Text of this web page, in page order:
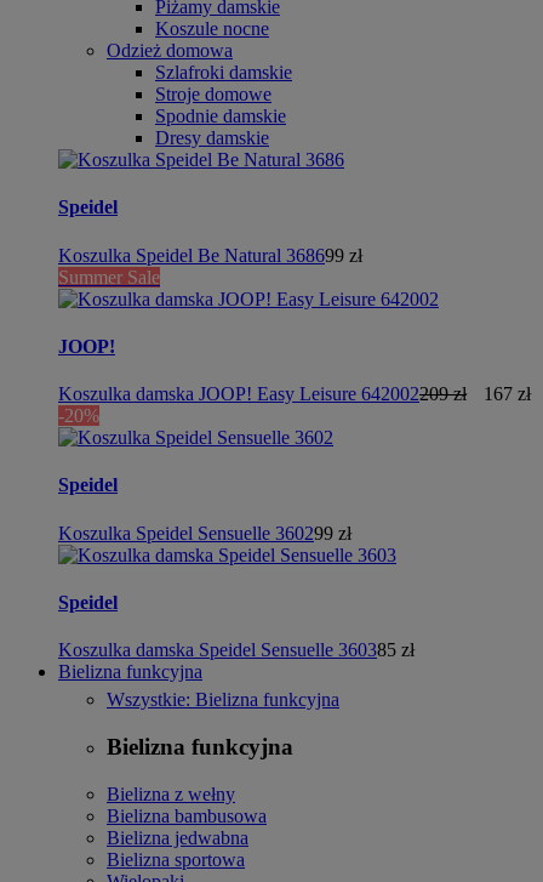
Piżamy damskie
Koszule nocne
Odzież domowa
Szlafroki damskie
Stroje domowe
Spodnie damskie
Dresy damskie
Speidel
Koszulka Speidel Be Natural 368699 zł
Summer Sale
JOOP!
Koszulka damska JOOP! Easy Leisure 642002209 zł
167 zł
-20%
Speidel
Koszulka Speidel Sensuelle 360299 zł
Speidel
Koszulka damska Speidel Sensuelle 360385 zł
Bielizna funkcyjna
Wszystkie: Bielizna funkcyjna
Bielizna funkcyjna
Bielizna z wełny
Bielizna bambusowa
Bielizna jedwabna
Bielizna sportowa